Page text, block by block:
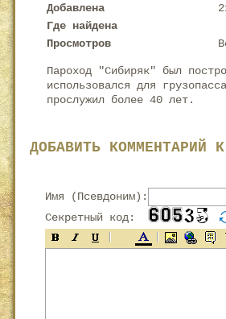
Добавлена
Где найдена
Просмотров
Пароход "Сибиряк" был
использовался для
прослужил более 40 лет.
ДОБАВИТЬ КОММЕНТАРИЙ
Имя (Псевдоним):
Секретный код: